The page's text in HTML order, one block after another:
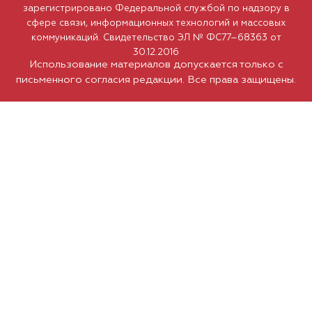
Использование материалов допускается только с
письменного согласия редакции. Все права защищены.
зарегистрировано Федеральной службой по надзору в
сфере связи, информационных технологий и массовых
коммуникаций. Свидетельство ЭЛ № ФС77–68363 от
30.12.2016